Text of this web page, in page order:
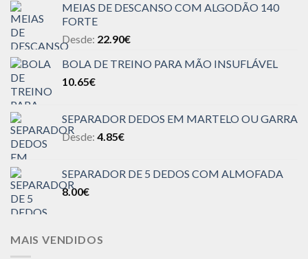
MEIAS DE DESCANSO COM ALGODÃO 140
FORTE
Desde: 22.90€
BOLA DE TREINO PARA MÃO INSUFLÁVEL
10.65€
SEPARADOR DEDOS EM MARTELO OU GARRA
Desde: 4.85€
SEPARADOR DE 5 DEDOS COM ALMOFADA
8.00€
MAIS VENDIDOS